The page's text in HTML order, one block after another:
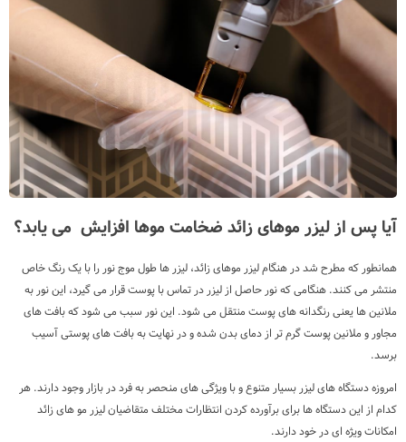
آیا پس از لیزر موهای زائد ضخامت موها افزایش می یابد؟
همانطور که مطرح شد در هنگام لیزر موهای زائد، لیزر ها طول موج نور را با یک رنگ خاص
منتشر می کنند. هنگامی که نور حاصل از لیزر در تماس با پوست قرار می گیرد، این نور به
ملانین ها یعنی رنگدانه های پوست منتقل می شود. این نور سبب می شود که بافت های
مجاور و ملانین پوست گرم تر از دمای بدن شده و در نهایت به بافت های پوستی آسیب
برسد.
امروزه دستگاه های لیزر بسیار متنوع و با ویژگی های منحصر به فرد در بازار وجود دارند. هر
کدام از این دستگاه ها برای برآورده کردن انتظارات مختلف متقاضیان لیزر مو های زائد
امکانات ویژه ای در خود دارند.